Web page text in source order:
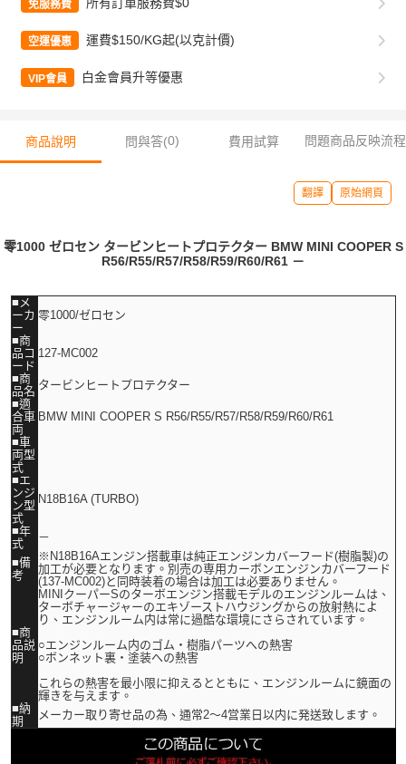
免服務費
空運優惠 運費$150/KG起(以克計價)
VIP會員 白金會員升等優惠
商品說明 問與答(0) 費用試算 問題商品反映流程
翻譯 原始網頁
零1000 ゼロセン タービンヒートプロテクター BMW MINI COOPER S
R56/R55/R57/R58/R59/R60/R61 －
■メ
ーカ
ー
零1000/ゼロセン
■商
品コ
ード
127-MC002
■商
品名 タービンヒートプロテクター
■適
合車
両
BMW MINI COOPER S R56/R55/R57/R58/R59/R60/R61
■車
両型
式
■エ
ンジ
ン型
式
N18B16A (TURBO)
■年
式
－
■備
考
※N18B16Aエンジン搭載車は純正エンジンカバーフード(樹脂製)の
加工が必要となります。別売の専用カーボンエンジンカバーフード
(137-MC002)と同時装着の場合は加工は必要ありません。
■商
品説
明
MINIクーパーSのターボエンジン搭載モデルのエンジンルームは、
ターボチャージャーのエキゾーストハウジングからの放射熱によ
り、エンジンルーム内は常に過酷な環境にさらされています。
○エンジンルーム内のゴム・樹脂パーツへの熱害
○ボンネット裏・塗装への熱害
これらの熱害を最小限に抑えるとともに、エンジンルームに鏡面の
輝きを与えます。
■納
期
メーカー取り寄せ品の為、通常2～4営業日以内に発送致します。